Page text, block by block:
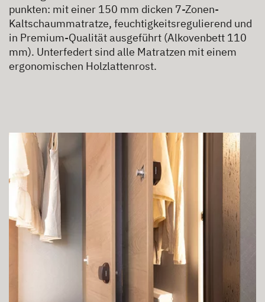
punkten: mit einer 150 mm dicken 7-Zonen-
Kaltschaummatratze, feuchtigkeitsregulierend und
in Premium-Qualität ausgeführt (Alkovenbett 110
mm). Unterfedert sind alle Matratzen mit einem
ergonomischen Holzlattenrost.